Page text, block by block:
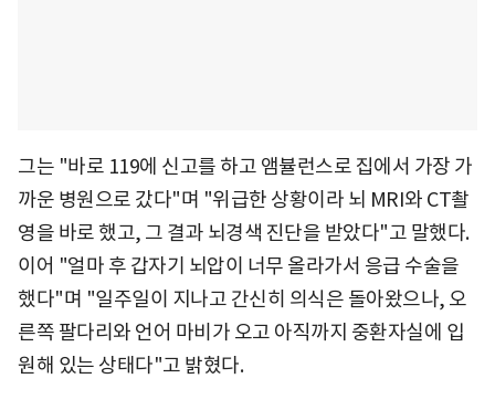
그는 "바로 119에 신고를 하고 앰뷸런스로 집에서 가장 가
까운 병원으로 갔다"며 "위급한 상황이라 뇌 MRI와 CT촬
영을 바로 했고, 그 결과 뇌경색 진단을 받았다"고 말했다.
이어 "얼마 후 갑자기 뇌압이 너무 올라가서 응급 수술을
했다"며 "일주일이 지나고 간신히 의식은 돌아왔으나, 오
른쪽 팔다리와 언어 마비가 오고 아직까지 중환자실에 입
원해 있는 상태다"고 밝혔다.